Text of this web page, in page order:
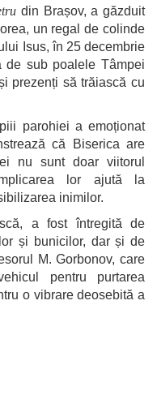
din Brașov, a găzduit
un regal de colinde
Isus, în 25 decembrie
de sub poalele Tâmpei
prezenți să trăiască cu
parohiei a emoționat
că Biserica are
nu sunt doar viitorul
lor ajută la
inimilor.
a fost întregită de
și bunicilor, dar și de
M. Gorbonov, care
pentru purtarea
o vibrare deosebită a